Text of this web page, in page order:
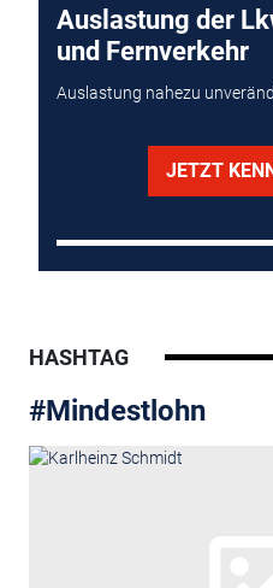
Auslastung der
und Fernverkehr
Auslastung nahezu
JETZT
HASHTAG
#Mindestlohn